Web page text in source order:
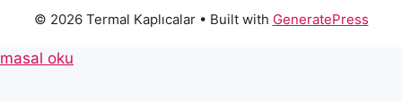
© 2026 Termal Kaplıcalar• Built with GeneratePress
masal oku